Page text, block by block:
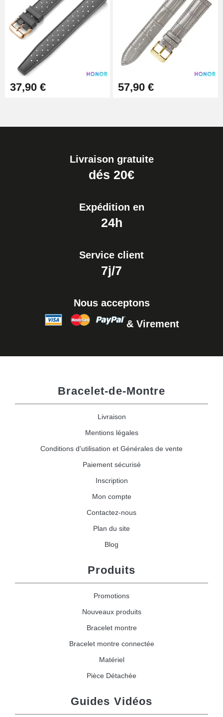
37,90 € 57,90 €
Livraison gratuite
dés 20€
Expédition en
24h
Service client
7j/7
Nous acceptons
& Virement
Bracelet-de-Montre
Livraison
Mentions légales
Conditions d'utilisation et Générales de vente
Paiement sécurisé
Inscription
Mon compte
Contactez-nous
Plan du site
Blog
Produits
Promotions
Nouveaux produits
Bracelet montre
Bracelet montre connectée
Matériel
Pièce Détachée
Guides Vidéos